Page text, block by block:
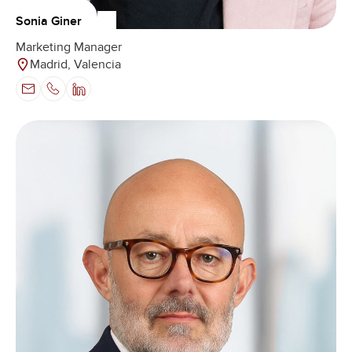
Sonia Giner
Marketing Manager
Madrid, Valencia